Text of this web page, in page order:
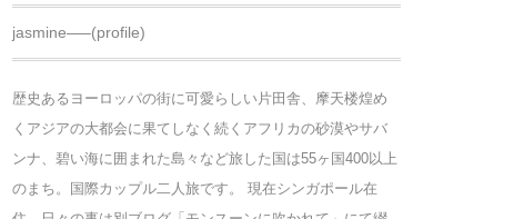
jasmine—–(profile)
歴史あるヨーロッパの街に可愛らしい片田舎、摩天楼煌め
くアジアの大都会に果てしなく続くアフリカの砂漠やサバ
ンナ、碧い海に囲まれた島々など旅した国は55ヶ国400以上
のまち。国際カップル二人旅です。 現在シンガポール在